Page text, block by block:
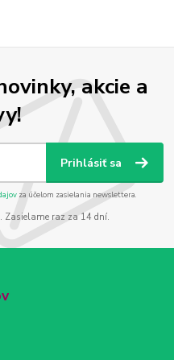
akcie a
Prihlásiť sa
za účelom zasielania newslettera.
Zasielame raz za 14 dní.